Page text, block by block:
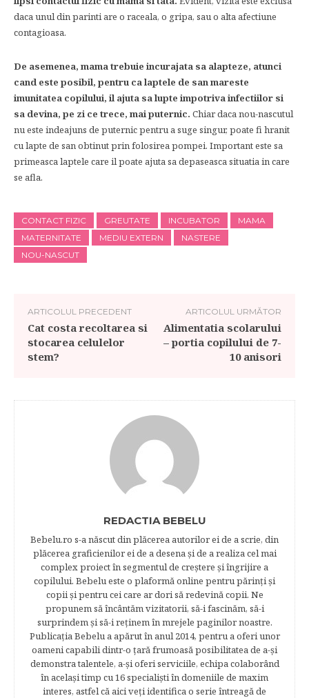
daca unul din parinti are o raceala, o gripa, sau o alta afectiune
contagioasa.
De asemenea, mama trebuie incurajata sa alapteze, atunci
cand este posibil, pentru ca laptele de san mareste
imunitatea copilului, il ajuta sa lupte impotriva infectiilor si
sa devina, pe zi ce trece, mai puternic. Chiar daca nou-nascutul
nu este indeajuns de puternic pentru a suge singur, poate fi hranit
cu lapte de san obtinut prin folosirea pompei. Important este sa
primeasca laptele care il poate ajuta sa depaseasca situatia in care
se afla.
CONTACT FIZIC GREUTATE INCUBATOR
MAMA
MATERNITATE
MEDIU EXTERN
NASTERE
NOU-NASCUT
ARTICOLUL PRECEDENT
Cat costa recoltarea si
stocarea celulelor
stem?
ARTICOLUL URMĂTOR
Alimentatia scolarului
– portia copilului de 7-
10 anisori
REDACTIA BEBELU
Bebelu.ro s-a născut din plăcerea autorilor ei de a scrie, din
plăcerea graficienilor ei de a desena şi de a realiza cel mai
complex proiect în segmentul de creştere şi îngrijire a
copilului. Bebelu este o plaformă online pentru părinţi şi
copii şi pentru cei care ar dori să redevină copii. Ne
propunem să încântăm vizitatorii, să-i fascinăm, să-i
surprindem şi să-i reţinem în mrejele paginilor noastre.​
Publicația Bebelu a apărut în anul 2014, pentru a oferi unor
oameni capabili dintr-o ţară frumoasă posibilitatea de a-şi
demonstra talentele, a-şi oferi serviciile, echipa colaborând
în acelaşi timp cu 16 specialişti în domeniile de maxim
interes, astfel că aici veţi identifica o serie întreagă de